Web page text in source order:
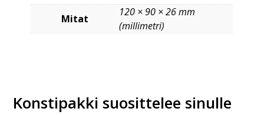
Mitat
120 × 90 × 26 mm
(millimetri)
Konstipakki suosittelee sinulle